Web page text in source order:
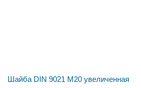
Шайба DIN 9021 М20 увеличенная